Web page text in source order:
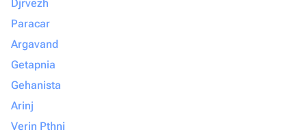
Djrvezh
Paracar
Argavand
Getapnia
Gehanista
Arinj
Verin Pthni